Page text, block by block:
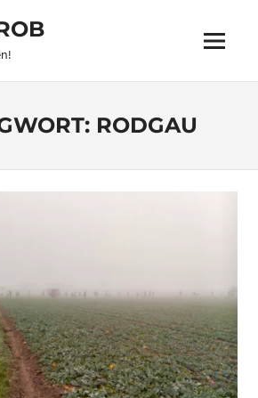
Menu
RODGAU